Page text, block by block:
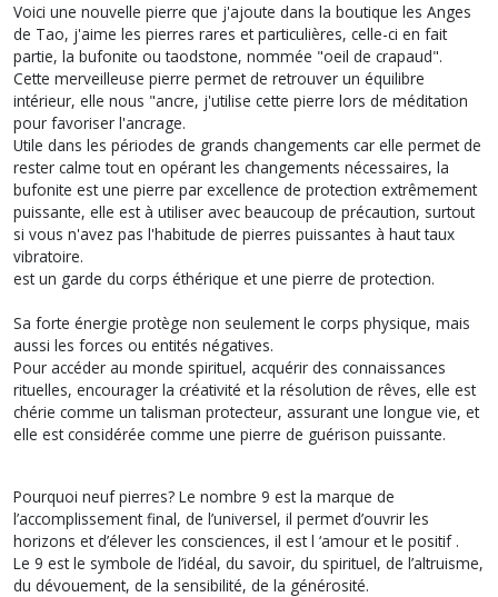
Voici une nouvelle pierre que j'ajoute dans la boutique les Anges
de Tao, j'aime les pierres rares et particulières, celle-ci en fait
partie, la bufonite ou taodstone, nommée "oeil de crapaud".
Cette merveilleuse pierre permet de retrouver un équilibre
intérieur, elle nous "ancre, j'utilise cette pierre lors de méditation
pour favoriser l'ancrage.
Utile dans les périodes de grands changements car elle permet de
rester calme tout en opérant les changements nécessaires, la
bufonite est une pierre par excellence de protection extrêmement
puissante, elle est à utiliser avec beaucoup de précaution, surtout
si vous n'avez pas l'habitude de pierres puissantes à haut taux
vibratoire.
est un garde du corps éthérique et une pierre de protection.
Sa forte énergie protège non seulement le corps physique, mais
aussi les forces ou entités négatives.
Pour accéder au monde spirituel, acquérir des connaissances
rituelles, encourager la créativité et la résolution de rêves, elle est
chérie comme un talisman protecteur, assurant une longue vie, et
elle est considérée comme une pierre de guérison puissante.
Pourquoi neuf pierres? Le nombre 9 est la marque de
l’accomplissement final, de l’universel, il permet d’ouvrir les
horizons et d’élever les consciences, il est l ‘amour et le positif .
Le 9 est le symbole de l’idéal, du savoir, du spirituel, de l’altruisme,
du dévouement, de la sensibilité, de la générosité.